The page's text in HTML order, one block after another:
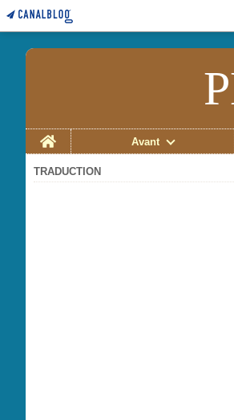
Home
Avant
TRADUCTION